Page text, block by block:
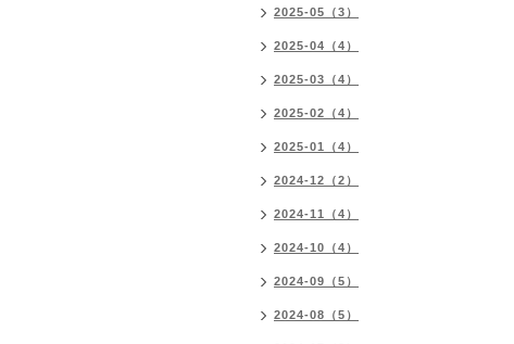
2025-05（3）
2025-04（4）
2025-03（4）
2025-02（4）
2025-01（4）
2024-12（2）
2024-11（4）
2024-10（4）
2024-09（5）
2024-08（5）